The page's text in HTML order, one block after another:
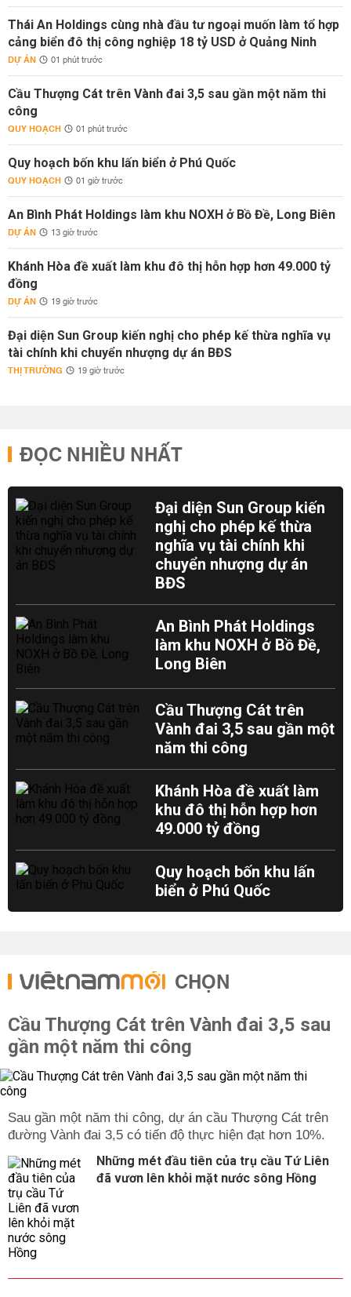
Thái An Holdings cùng nhà đầu tư ngoại muốn làm tổ hợp
cảng biển đô thị công nghiệp 18 tỷ USD ở Quảng Ninh
DỰ ÁN 01 phút trước
Cầu Thượng Cát trên Vành đai 3,5 sau gần một năm thi
công
QUY HOẠCH 01 phút trước
Quy hoạch bốn khu lấn biển ở Phú Quốc
QUY HOẠCH 01 giờ trước
An Bình Phát Holdings làm khu NOXH ở Bồ Đề, Long Biên
DỰ ÁN 13 giờ trước
Khánh Hòa đề xuất làm khu đô thị hỗn hợp hơn 49.000 tỷ
đồng
DỰ ÁN 19 giờ trước
Đại diện Sun Group kiến nghị cho phép kế thừa nghĩa vụ
tài chính khi chuyển nhượng dự án BĐS
THỊ TRƯỜNG 19 giờ trước
ĐỌC NHIỀU NHẤT
Đại diện Sun Group kiến
nghị cho phép kế thừa
nghĩa vụ tài chính khi
chuyển nhượng dự án
BĐS
An Bình Phát Holdings
làm khu NOXH ở Bồ Đề,
Long Biên
Cầu Thượng Cát trên
Vành đai 3,5 sau gần một
năm thi công
Khánh Hòa đề xuất làm
khu đô thị hỗn hợp hơn
49.000 tỷ đồng
Quy hoạch bốn khu lấn
biển ở Phú Quốc
CHỌN
Cầu Thượng Cát trên Vành đai 3,5 sau
gần một năm thi công
Sau gần một năm thi công, dự án cầu Thượng Cát trên
đường Vành đai 3,5 có tiến độ thực hiện đạt hơn 10%.
Những mét đầu tiên của trụ cầu Tứ Liên
đã vươn lên khỏi mặt nước sông Hồng